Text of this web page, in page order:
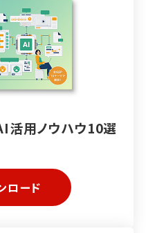
活用ノウハウ10選
ロード